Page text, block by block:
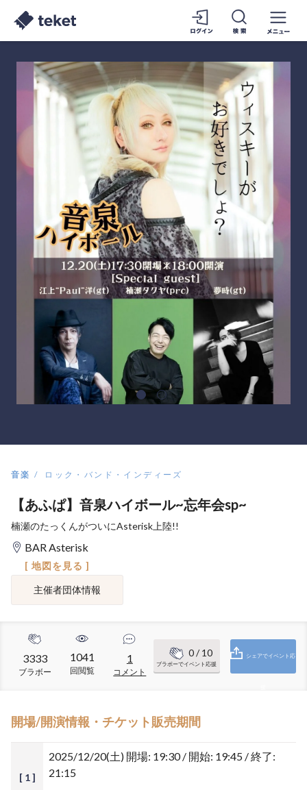
音楽 ロック・バンド・インディーズ
【あふぱ】音泉ハイボール~忘年会sp~
楠瀬のたっくんがついにAsterisk上陸!!
BAR Asterisk
[ 地図を見る ]
主催者団体情報
3333
ブラボー
1041
回閲覧
1
コメント
0/ 10
ブラボーでイベント応援
シェアでイベント応
開場/開演情報・チケット販売期間
[ 1 ]
2025/12/20(土) 開場: 19:30 / 開始: 19:45 / 終了:
21:15